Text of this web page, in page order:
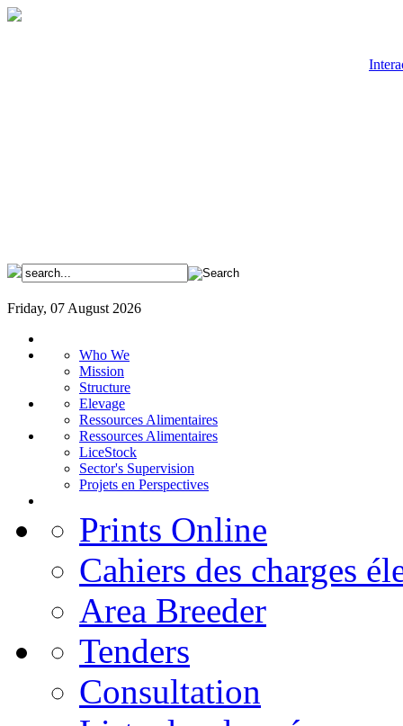
Friday, 07 August 2026
Who We
Mission
Structure
Elevage
Ressources Alimentaires
Ressources Alimentaires
LiceStock
Sector's Supervision
Projets en Perspectives
Prints Online
Cahiers des charges
Area Breeder
Tenders
Consultation